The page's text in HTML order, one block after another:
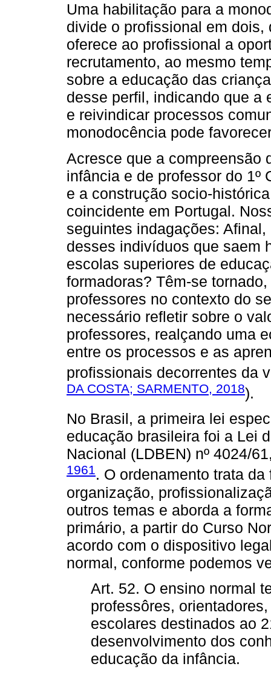
Uma habilitação para a
divide o profissional em
oferece ao profissional a
recrutamento, ao mesmo
sobre a educação das
desse perfil, indicando que a
e reivindicar processos
monodocência pode
Acresce que a compreensão
infância e de professor do
e a construção socio-
coincidente em Portugal.
seguintes indagações:
desses indivíduos que saem
escolas superiores de
formadoras? Têm-se
professores no contexto do
necessário refletir sobre o
professores, realçando uma
entre os processos e as
profissionais decorrentes da
DA COSTA; SARMENTO, 2018).
No Brasil, a primeira lei
educação brasileira foi a Lei
Nacional (LDBEN) nº 4024/
1961. O ordenamento trata
organização,
outros temas e aborda a
primário, a partir do Curso
acordo com o dispositivo
normal, conforme podemos
Art. 52. O ensino normal
professôres,
escolares destinados ao
desenvolvimento dos
educação da infância.